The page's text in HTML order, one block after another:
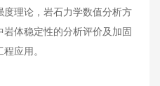
理论，岩石力学数值分析方
体稳定性的分析评价及加固
应用。